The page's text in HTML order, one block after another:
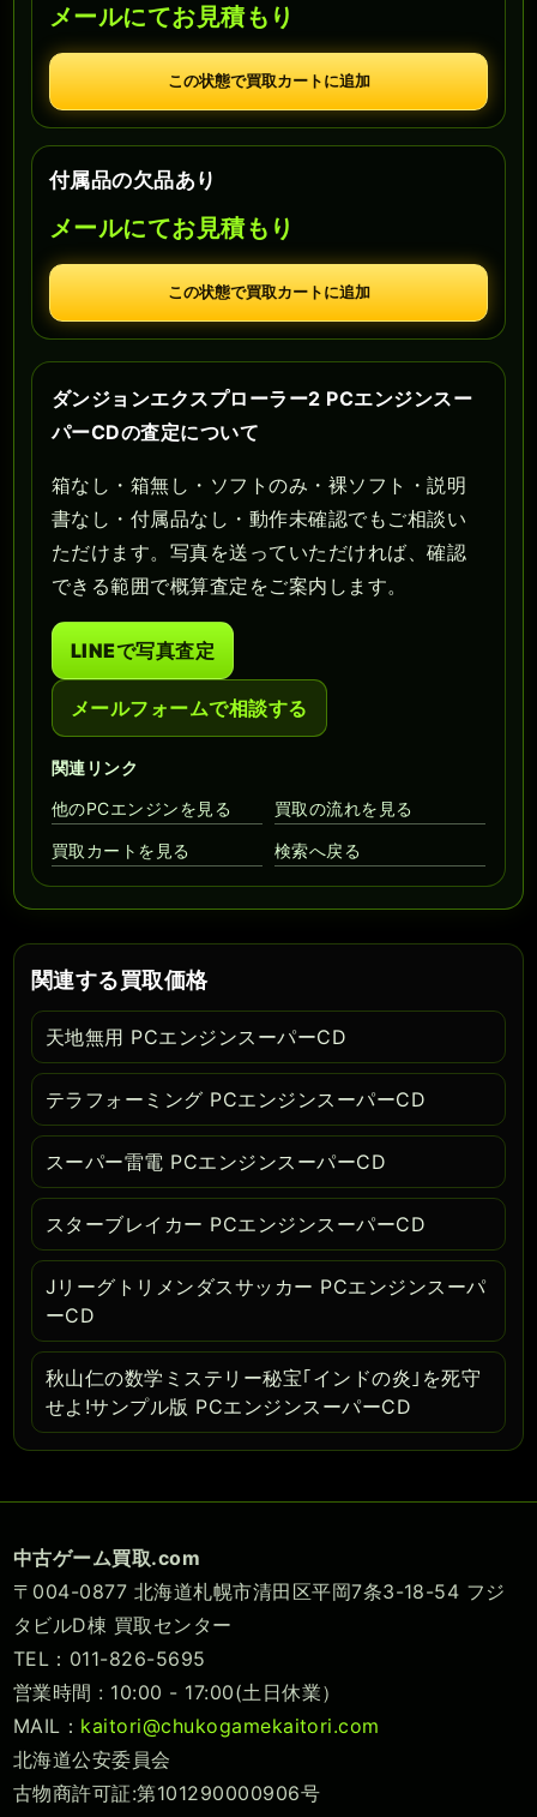
メールにてお見積もり
この状態で買取カートに追加
付属品の欠品あり
メールにてお見積もり
この状態で買取カートに追加
ダンジョンエクスプローラー2 PCエンジンスー
パーCDの査定について
箱なし・箱無し・ソフトのみ・裸ソフト・説明
書なし・付属品なし・動作未確認でもご相談い
ただけます。写真を送っていただければ、確認
できる範囲で概算査定をご案内します。
LINEで写真査定
メールフォームで相談する
関連リンク
他のPCエンジンを見る
買取の流れを見る
買取カートを見る 検索へ戻る
関連する買取価格
天地無用 PCエンジンスーパーCD
テラフォーミング PCエンジンスーパーCD
スーパー雷電 PCエンジンスーパーCD
スターブレイカー PCエンジンスーパーCD
Jリーグトリメンダスサッカー PCエンジンスーパ
ーCD
秋山仁の数学ミステリー秘宝｢インドの炎｣を死守
せよ!サンプル版 PCエンジンスーパーCD
中古ゲーム買取.com
〒004-0877 北海道札幌市清田区平岡7条3-18-54 フジ
タビルD棟 買取センター
TEL：011-826-5695
営業時間 : 10:00 - 17:00(土日休業）
MAIL： kaitori@chukogamekaitori.com
北海道公安委員会
古物商許可証:第101290000906号